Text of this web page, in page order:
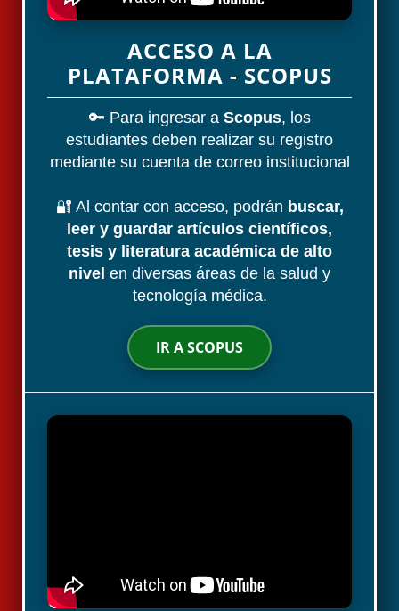
ACCESO A LA
PLATAFORMA - SCOPUS
🔑 Para ingresar a Scopus, los
estudiantes deben realizar su registro
mediante su cuenta de correo institucional
🔐 Al contar con acceso, podrán buscar,
leer y guardar artículos científicos,
tesis y literatura académica de alto
nivel en diversas áreas de la salud y
tecnología médica.
IR A SCOPUS